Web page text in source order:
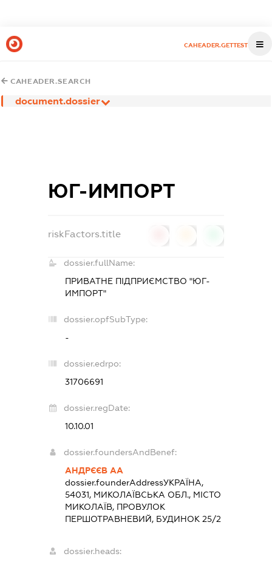
CAHEADER.GETTEST
CAHEADER.SEARCH
document.dossier
ЮГ-ИМПОРТ
riskFactors.title
dossier.fullName:
ПРИВАТНЕ ПІДПРИЄМСТВО "ЮГ-
ИМПОРТ"
dossier.opfSubType:
-
dossier.edrpo:
31706691
dossier.regDate:
10.10.01
dossier.foundersAndBenef:
АНДРЄЄВ АА
dossier.founderAddressУКРАЇНА,
54031, МИКОЛАЇВСЬКА ОБЛ., МІСТО
МИКОЛАЇВ, ПРОВУЛОК
ПЕРШОТРАВНЕВИЙ, БУДИНОК 25/2
dossier.heads: